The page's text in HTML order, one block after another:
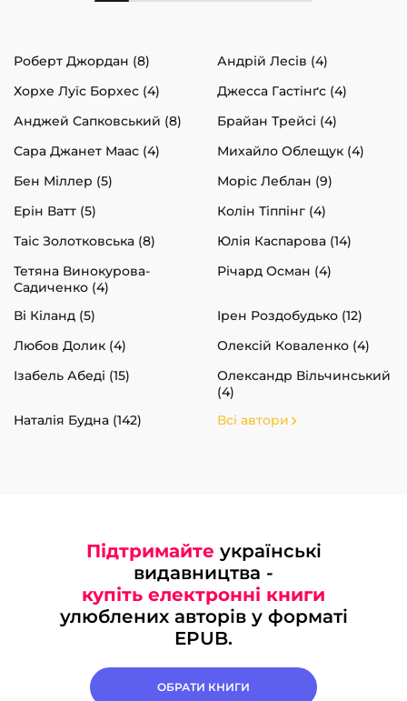
Роберт Джордан (8)
Андрій Лесів (4)
Хорхе Луїс Борхес (4)
Джесса Гастінґс (4)
Анджей Сапковський (8)
Брайан Трейсі (4)
Сара Джанет Маас (4)
Михайло Облещук (4)
Бен Міллер (5)
Моріс Леблан (9)
Ерін Ватт (5)
Колін Тіппінг (4)
Таіс Золотковська (8)
Юлія Каспарова (14)
Тетяна Винокурова-
Садиченко (4)
Річард Осман (4)
Ві Кіланд (5)
Ірен Роздобудько (12)
Любов Долик (4)
Олексій Коваленко (4)
Ізабель Абеді (15)
Олександр Вільчинський
(4)
Наталія Будна (142)
Всі автори
Підтримайте українські
видавництва -
купіть електронні книги
улюблених авторів у форматі
EPUB.
ОБРАТИ КНИГИ